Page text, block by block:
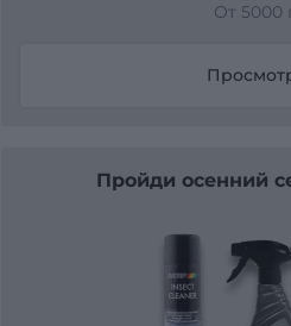
От 5000
Пройди осенний